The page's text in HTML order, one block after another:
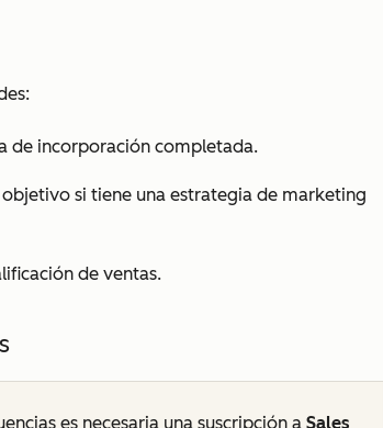
de incorporación completada.
si tiene una estrategia de marketing
de ventas.
es necesaria una suscripción a Sales